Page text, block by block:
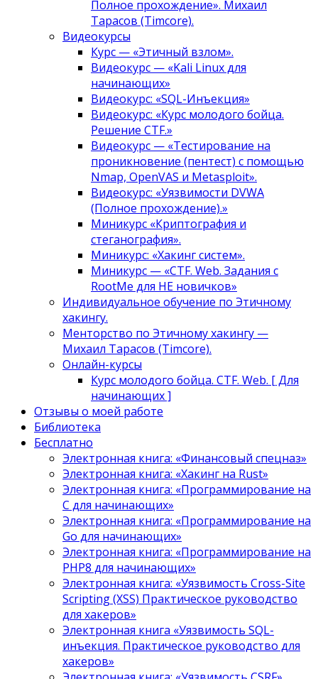
Полное прохождение». Михаил
Тарасов (Timcore).
Видеокурсы
Курс — «Этичный взлом».
Видеокурс — «Kali Linux для
начинающих»
Видеокурс: «SQL-Инъекция»
Видеокурс: «Курс молодого бойца.
Решение CTF.»
Видеокурс — «Тестирование на
проникновение (пентест) с помощью
Nmap, OpenVAS и Metasploit».
Видеокурс: «Уязвимости DVWA
(Полное прохождение).»
Миникурс «Криптография и
стеганография».
Миникурс: «Хакинг систем».
Миникурс — «CTF. Web. Задания с
RootMe для НЕ новичков»
Индивидуальное обучение по Этичному
хакингу.
Менторство по Этичному хакингу —
Михаил Тарасов (Timcore).
Онлайн-курсы
Курс молодого бойца. CTF. Web. [ Для
начинающих ]
Отзывы о моей работе
Библиотека
Бесплатно
Электронная книга: «Финансовый спецназ»
Электронная книга: «Хакинг на Rust»
Электронная книга: «Программирование на
C для начинающих»
Электронная книга: «Программирование на
Go для начинающих»
Электронная книга: «Программирование на
PHP8 для начинающих»
Электронная книга: «Уязвимость Cross-Site
Scripting (XSS) Практическое руководство
для хакеров»
Электронная книга «Уязвимость SQL-
инъекция. Практическое руководство для
хакеров»